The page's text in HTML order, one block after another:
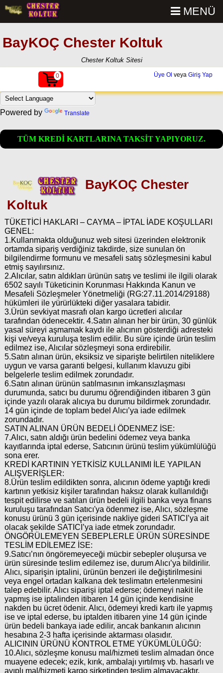
BayKOÇ Chester Koltuk
MENÜ
Chester Koltuk Sitesi
0 Üye Ol veya Giriş Yap
Powered by Translate
TÜM KREDİ KARTLARINA TAKSİT YAPIYORUZ.
BayKOÇ Chester
Koltuk
TÜKETİCİ HAKLARI – CAYMA – İPTAL İADE KOŞULLARI
GENEL:
1.Kullanmakta olduğunuz web sitesi üzerinden elektronik
ortamda sipariş verdiğiniz takdirde, size sunulan ön
bilgilendirme formunu ve mesafeli satış sözleşmesini kabul
etmiş sayılırsınız.
2.Alıcılar, satın aldıkları ürünün satış ve teslimi ile ilgili olarak
6502 sayılı Tüketicinin Korunması Hakkında Kanun ve
Mesafeli Sözleşmeler Yönetmeliği (RG:27.11.2014/29188)
hükümleri ile yürürlükteki diğer yasalara tabidir.
3.Ürün sevkiyat masrafı olan kargo ücretleri alıcılar
tarafından ödenecektir. 4.Satın alınan her bir ürün, 30 günlük
yasal süreyi aşmamak kaydı ile alıcının gösterdiği adresteki
kişi ve/veya kuruluşa teslim edilir. Bu süre içinde ürün teslim
edilmez ise, Alıcılar sözleşmeyi sona erdirebilir.
5.Satın alınan ürün, eksiksiz ve siparişte belirtilen niteliklere
uygun ve varsa garanti belgesi, kullanım klavuzu gibi
belgelerle teslim edilmek zorundadır.
6.Satın alınan ürünün satılmasının imkansızlaşması
durumunda, satıcı bu durumu öğrendiğinden itibaren 3 gün
içinde yazılı olarak alıcıya bu durumu bildirmek zorundadır.
14 gün içinde de toplam bedel Alıcı’ya iade edilmek
zorundadır.
SATIN ALINAN ÜRÜN BEDELİ ÖDENMEZ İSE:
7.Alıcı, satın aldığı ürün bedelini ödemez veya banka
kayıtlarında iptal ederse, Satıcının ürünü teslim yükümlülüğü
sona erer.
KREDİ KARTININ YETKİSİZ KULLANIMI İLE YAPILAN
ALIŞVERİŞLER:
8.Ürün teslim edildikten sonra, alıcının ödeme yaptığı kredi
kartının yetkisiz kişiler tarafından haksız olarak kullanıldığı
tespit edilirse ve satılan ürün bedeli ilgili banka veya finans
kuruluşu tarafından Satıcı'ya ödenmez ise, Alıcı, sözleşme
konusu ürünü 3 gün içerisinde nakliye gideri SATICI’ya ait
olacak şekilde SATICI’ya iade etmek zorundadır.
ÖNGÖRÜLEMEYEN SEBEPLERLE ÜRÜN SÜRESİNDE
TESLİM EDİLEMEZ İSE:
9.Satıcı’nın öngöremeyeceği mücbir sebepler oluşursa ve
ürün süresinde teslim edilemez ise, durum Alıcı’ya bildirilir.
Alıcı, siparişin iptalini, ürünün benzeri ile değiştirilmesini
veya engel ortadan kalkana dek teslimatın ertelenmesini
talep edebilir. Alıcı siparişi iptal ederse; ödemeyi nakit ile
yapmış ise iptalinden itibaren 14 gün içinde kendisine
nakden bu ücret ödenir. Alıcı, ödemeyi kredi kartı ile yapmış
ise ve iptal ederse, bu iptalden itibaren yine 14 gün içinde
ürün bedeli bankaya iade edilir, ancak bankanın alıcının
hesabına 2-3 hafta içerisinde aktarması olasıdır.
ALICININ ÜRÜNÜ KONTROL ETME YÜKÜMLÜLÜĞÜ:
10.Alıcı, sözleşme konusu mal/hizmeti teslim almadan önce
muayene edecek; ezik, kırık, ambalajı yırtılmış vb. hasarlı ve
ayıplı mal/hizmeti kargo şirketinden teslim almayacaktır.